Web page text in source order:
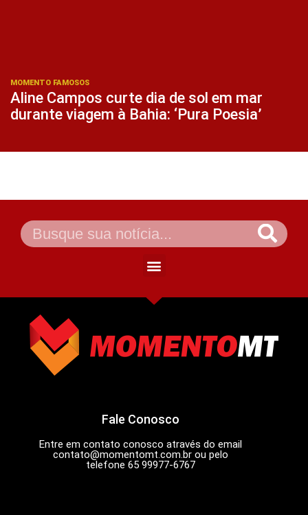
MOMENTO FAMOSOS
Aline Campos curte dia de sol em mar
durante viagem à Bahia: ‘Pura Poesia’
Fale Conosco
Entre em contato conosco através do email
contato@momentomt.com.brou pelo
telefone 65 99977-6767